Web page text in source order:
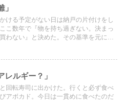
」
ける予定がない日は納戸の片付けをし
こ数年で『物を持ち過ぎない。決まっ
わない』と決めた。その基準を元に少
レルギー？」
回転寿司に出かけた。行くと必ず食べ
アボカド。今日は一貫めに食べたのだ